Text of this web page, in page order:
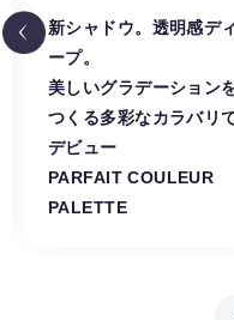
新シャドウ。透明感ディ
ープ。
美しいグラデーション
つくる多彩なカラバリ
デビュー
PARFAIT COULEUR
PALETTE